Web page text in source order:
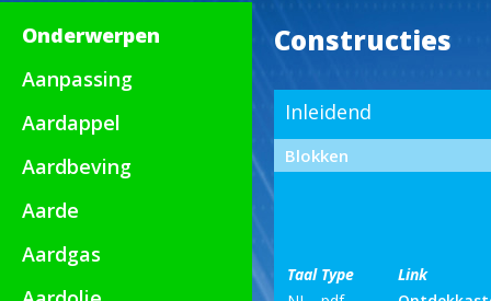
Onderwerpen
Aanpassing
Aardappel
Aardbeving
Aarde
Aardgas
Constructies
Inleidend
Blokken
Taal Type
Link